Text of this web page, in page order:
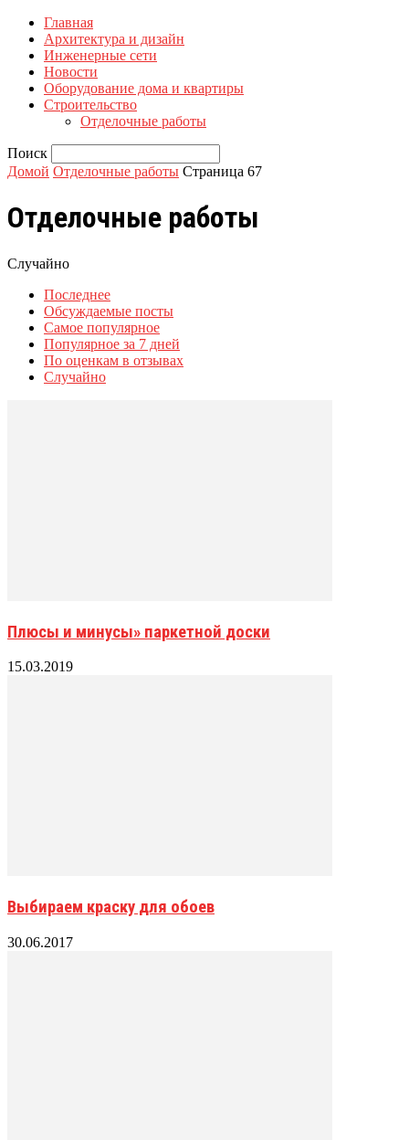
Главная
Архитектура и дизайн
Инженерные сети
Новости
Оборудование дома и квартиры
Строительство
Отделочные работы
Поиск
Домой Отделочные работы Страница 67
Отделочные работы
Случайно
Последнее
Обсуждаемые посты
Самое популярное
Популярное за 7 дней
По оценкам в отзывах
Случайно
Плюсы и минусы» паркетной доски
15.03.2019
Выбираем краску для обоев
30.06.2017